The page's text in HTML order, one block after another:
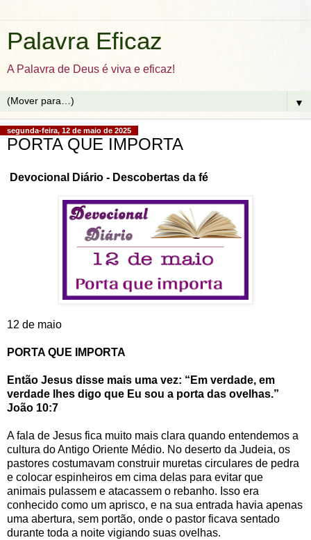
Palavra Eficaz
A Palavra de Deus é viva e eficaz!
▼
segunda-feira, 12 de maio de 2025
PORTA QUE IMPORTA
Devocional Diário - Descobertas da fé
12 de maio
PORTA QUE IMPORTA
Então Jesus disse mais uma vez: “Em verdade, em
verdade lhes digo que Eu sou a porta das ovelhas.”
João 10:7
A fala de Jesus fica muito mais clara quando entendemos a
cultura do Antigo Oriente Médio. No deserto da Judeia, os
pastores costumavam construir muretas circulares de pedra
e colocar espinheiros em cima delas para evitar que
animais pulassem e atacassem o rebanho. Isso era
conhecido como um aprisco, e na sua entrada havia apenas
uma abertura, sem portão, onde o pastor ficava sentado
durante toda a noite vigiando suas ovelhas.